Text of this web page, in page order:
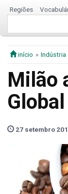
Regiões
início Indústria
Milão
27 setembro